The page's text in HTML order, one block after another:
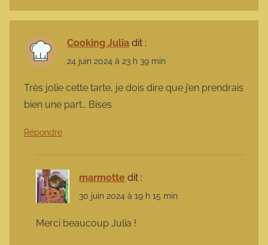
Cooking Julia dit :
24 juin 2024 à 23 h 39 min
Très jolie cette tarte, je dois dire que j’en prendrais
bien une part… Bises
Répondre
marmotte dit :
30 juin 2024 à 19 h 15 min
Merci beaucoup Julia !